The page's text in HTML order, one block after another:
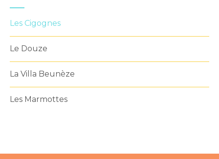
Les Cigognes
Le Douze
La Villa Beunèze
Les Marmottes